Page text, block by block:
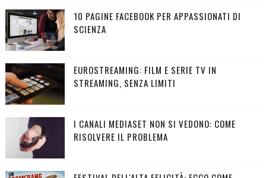
10 PAGINE FACEBOOK PER APPASSIONATI DI
SCIENZA
EUROSTREAMING: FILM E SERIE TV IN
STREAMING, SENZA LIMITI
I CANALI MEDIASET NON SI VEDONO: COME
RISOLVERE IL PROBLEMA